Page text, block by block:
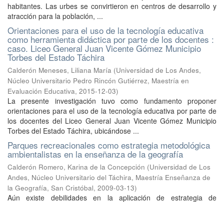
habitantes. Las urbes se convirtieron en centros de desarrollo y
atracción para la población, ...
Orientaciones para el uso de la tecnología educativa
como herramienta didáctica por parte de los docentes :
caso. Liceo General Juan Vicente Gómez Municipio
Torbes del Estado Táchira
Calderón Meneses, Liliana María (Universidad de Los Andes,
Núcleo Universitario Pedro Rincón Gutiérrez, Maestría en
Evaluación Educativa, 2015-12-03)
La presente investigación tuvo como fundamento proponer
orientaciones para el uso de la tecnología educativa por parte de
los docentes del Liceo General Juan Vicente Gómez Municipio
Torbes del Estado Táchira, ubicándose ...
Parques recreacionales como estrategia metodológica
ambientalistas en la enseñanza de la geografía
Calderón Romero, Karina de la Concepción (Universidad de Los
Andes, Núcleo Universitario del Táchira, Maestría Enseñanza de
la Geografía, San Cristóbal, 2009-03-13)
Aún existe debilidades en la aplicación de estrategia de